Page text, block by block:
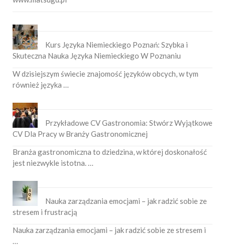
Kurs Języka Niemieckiego Poznań: Szybka i
Skuteczna Nauka Języka Niemieckiego W Poznaniu
W dzisiejszym świecie znajomość języków obcych, w tym
również języka …
Przykładowe CV Gastronomia: Stwórz Wyjątkowe
CV Dla Pracy w Branży Gastronomicznej
Branża gastronomiczna to dziedzina, w której doskonałość
jest niezwykle istotna. …
Nauka zarządzania emocjami – jak radzić sobie ze
stresem i frustracją
Nauka zarządzania emocjami – jak radzić sobie ze stresem i
…